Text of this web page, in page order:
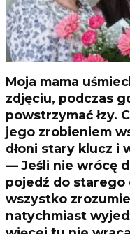
Moja mama
zdjęciu, podczas
powstrzymać łzy.
jego zrobieniem
dłoni stary klucz i
— Jeśli nie wrócę
pojedź do starego
wszystko
natychmiast